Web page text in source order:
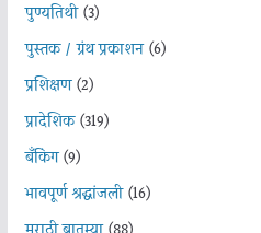
पुण्यतिथी(3)
पुस्तक / ग्रंथ प्रकाशन(6)
प्रशिक्षण(2)
प्रादेशिक(319)
बँकिंग(9)
भावपूर्ण श्रद्धांजली(16)